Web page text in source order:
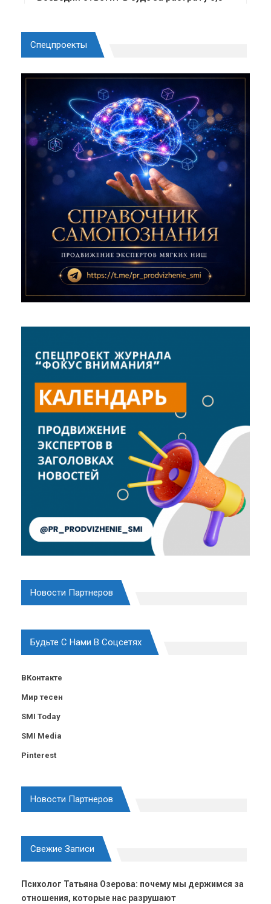
Спецпроекты
Новости Партнеров
Будьте С Нами В Соцсетях
ВКонтакте
Мир тесен
SMI Today
SMI Media
Pinterest
Новости Партнеров
Свежие Записи
Психолог Татьяна Озерова: почему мы держимся за
отношения, которые нас разрушают